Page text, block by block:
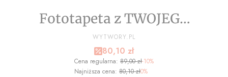
Fototapeta z TWOJEGO
ZDJĘCIA - NA WYMIAR
PRODUCENT
WYTWORY.PL
Cena promocyjna
80,10 zł
Cena regularna: 89,00 zł-10%
Najniższa cena: 80,10 zł0%